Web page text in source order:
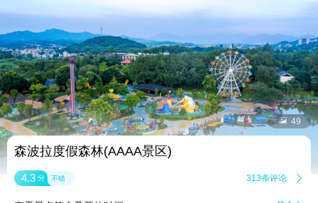
 49
森波拉度假森林(AAAA景区)
4.3 分 不错 313条评论 
